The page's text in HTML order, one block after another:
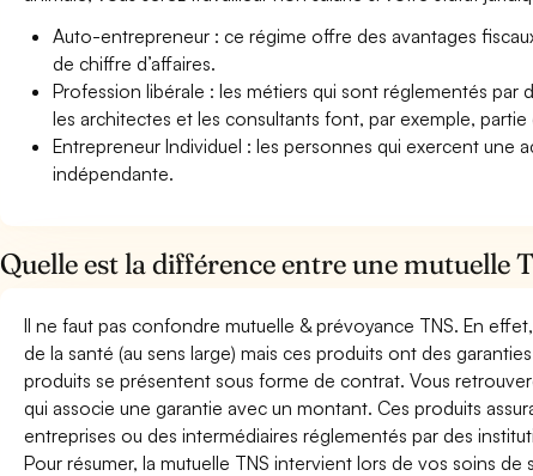
Auto-entrepreneur : ce régime offre des avantages
de chiffre d’affaires.
Profession libérale : les métiers qui sont réglementés par
les architectes et les consultants font, par exemple,
Entrepreneur Individuel : les personnes qui exercent une
indépendante.
Quelle est la différence entre une mutuelle
Il ne faut pas confondre mutuelle & prévoyance TNS. En
de la santé (au sens large) mais ces produits ont des
produits se présentent sous forme de contrat. Vous
qui associe une garantie avec un montant. Ces produits
entreprises ou des intermédiaires réglementés par des
Pour résumer, la mutuelle TNS intervient lors de vos soins